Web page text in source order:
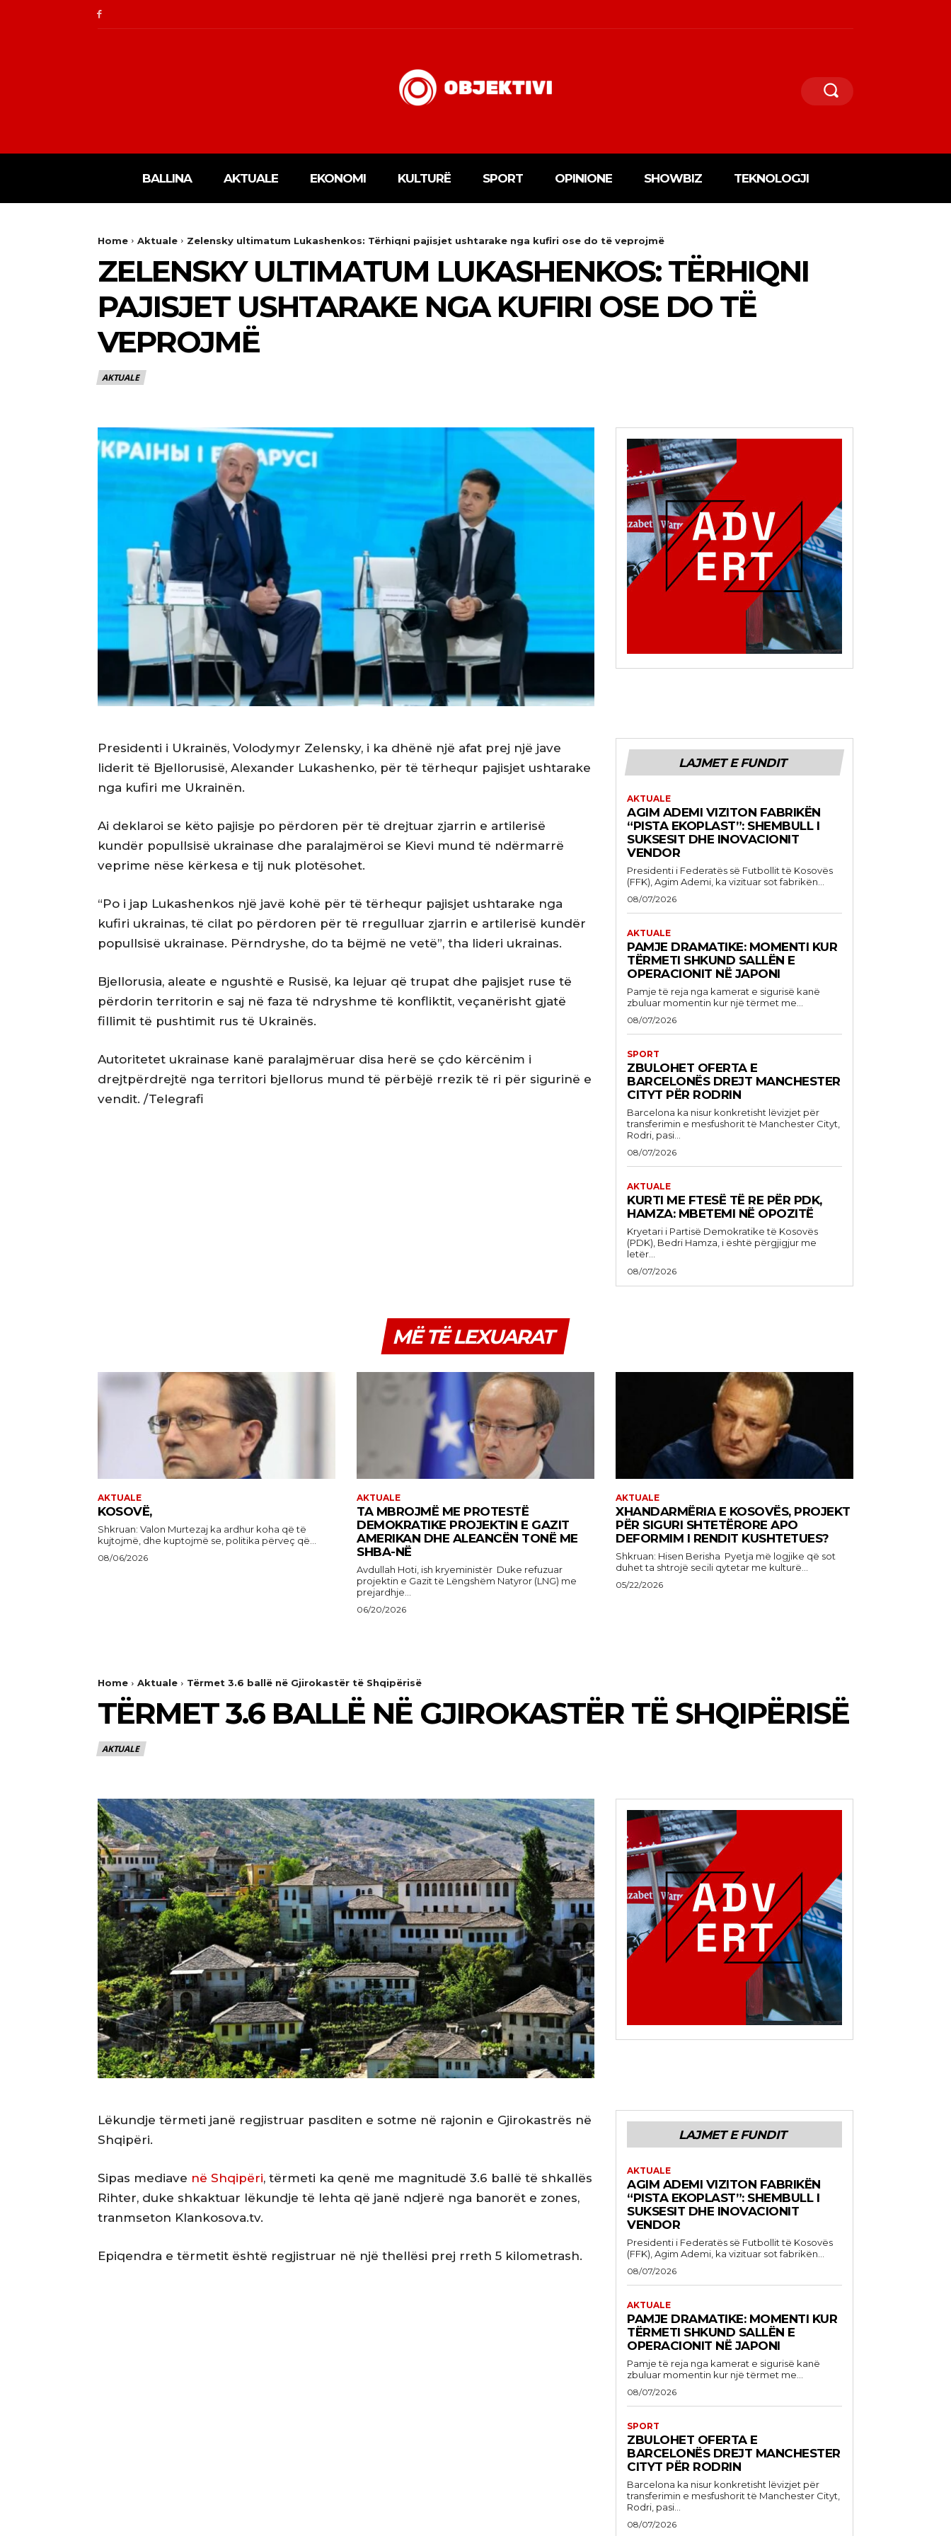
BALLINA AKTUALE EKONOMI KULTURË SPORT OPINIONE SHOWBIZ TEKNOLOGJI
Home Aktuale Zelensky ultimatum Lukashenkos: Tërhiqni pajisjet ushtarake nga kufiri ose do të veprojmë
ZELENSKY ULTIMATUM LUKASHENKOS: TËRHIQNI
PAJISJET USHTARAKE NGA KUFIRI OSE DO TË
VEPROJMË
AKTUALE
Presidenti i Ukrainës, Volodymyr Zelensky, i ka dhënë një afat prej një jave
liderit të Bjellorusisë, Alexander Lukashenko, për të tërhequr pajisjet ushtarake
nga kufiri me Ukrainën.
Ai deklaroi se këto pajisje po përdoren për të drejtuar zjarrin e artilerisë
kundër popullsisë ukrainase dhe paralajmëroi se Kievi mund të ndërmarrë
veprime nëse kërkesa e tij nuk plotësohet.
“Po i jap Lukashenkos një javë kohë për të tërhequr pajisjet ushtarake nga
kufiri ukrainas, të cilat po përdoren për të rregulluar zjarrin e artilerisë kundër
popullsisë ukrainase. Përndryshe, do ta bëjmë ne vetë”, tha lideri ukrainas.
Bjellorusia, aleate e ngushtë e Rusisë, ka lejuar që trupat dhe pajisjet ruse të
përdorin territorin e saj në faza të ndryshme të konfliktit, veçanërisht gjatë
fillimit të pushtimit rus të Ukrainës.
Autoritetet ukrainase kanë paralajmëruar disa herë se çdo kërcënim i
drejtpërdrejtë nga territori bjellorus mund të përbëjë rrezik të ri për sigurinë e
vendit. /Telegrafi
LAJMET E FUNDIT
AKTUALE
AGIM ADEMI VIZITON FABRIKËN
“PISTA EKOPLAST”: SHEMBULL I
SUKSESIT DHE INOVACIONIT
VENDOR
Presidenti i Federatës së Futbollit të Kosovës
(FFK), Agim Ademi, ka vizituar sot fabrikën...
08/07/2026
AKTUALE
PAMJE DRAMATIKE: MOMENTI KUR
TËRMETI SHKUND SALLËN E
OPERACIONIT NË JAPONI
Pamje të reja nga kamerat e sigurisë kanë
zbuluar momentin kur një tërmet me...
08/07/2026
SPORT
ZBULOHET OFERTA E
BARCELONËS DREJT MANCHESTER
CITYT PËR RODRIN
Barcelona ka nisur konkretisht lëvizjet për
transferimin e mesfushorit të Manchester Cityt,
Rodri, pasi...
08/07/2026
AKTUALE
KURTI ME FTESË TË RE PËR PDK,
HAMZA: MBETEMI NË OPOZITË
Kryetari i Partisë Demokratike të Kosovës
(PDK), Bedri Hamza, i është përgjigjur me
letër...
08/07/2026
MË TË LEXUARAT
AKTUALE
KOSOVË,
Shkruan: Valon Murtezaj ka ardhur koha që të
kujtojmë, dhe kuptojmë se, politika përveç që...
08/06/2026
AKTUALE
TA MBROJMË ME PROTESTË
DEMOKRATIKE PROJEKTIN E GAZIT
AMERIKAN DHE ALEANCËN TONË ME
SHBA-NË
Avdullah Hoti, ish kryeministër Duke refuzuar
projektin e Gazit të Lëngshëm Natyror (LNG) me
prejardhje...
06/20/2026
AKTUALE
XHANDARMËRIA E KOSOVËS, PROJEKT
PËR SIGURI SHTETËRORE APO
DEFORMIM I RENDIT KUSHTETUES?
Shkruan: Hisen Berisha Pyetja më logjike që sot
duhet ta shtrojë secili qytetar me kulturë...
05/22/2026